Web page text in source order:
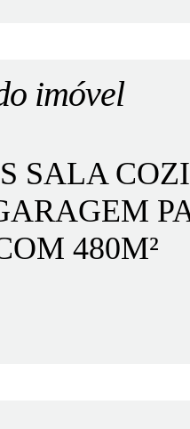
imóvel
SALA
480M²